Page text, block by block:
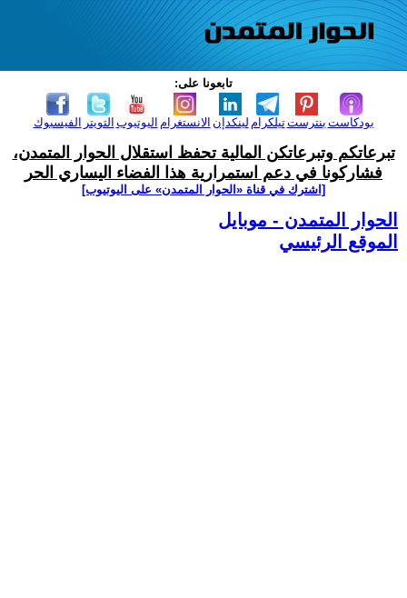
تابعونا على:
الفيسبوك التويتر اليوتيوب الانستغرام لينكدإن تيلكرامبنترست بودكاست
تبرعاتكم وتبرعاتكن المالية تحفظ استقلال الحوار المتمدن،
فشاركونا في دعم استمرارية هذا الفضاء اليساري الحر
[اشترك في قناة ‫«الحوار المتمدن» على اليوتيوب]
الحوار المتمدن - موبايل
الموقع الرئيسي